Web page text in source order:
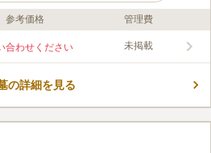
参りの度に変化する木々の様子を楽しめま
、少人数で訪れることが多い方にもおすす
参考価格 管理費
合わせください 未掲載
の詳細を見る